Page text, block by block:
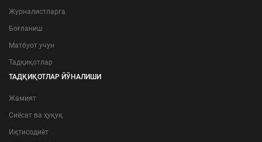
Журналистларга
Боғланиш
Матбуот учун
Тадқиқотлар
ТАДҚИҚОТЛАР ЙЎНАЛИШИ
Жамият
Сиёсат ва ҳуқуқ
Иқтисодиёт